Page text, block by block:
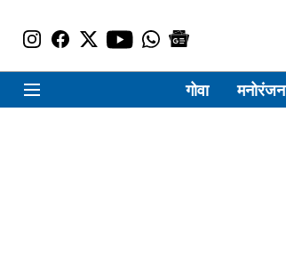
गोवा मनोरंजन